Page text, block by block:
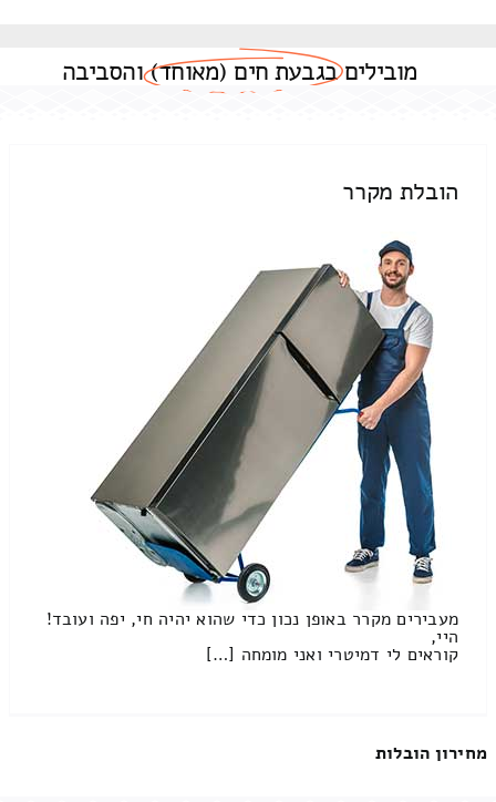
מוביליםבגבעת חים (מאוחד)והסביבה
הובלת מקרר
מעבירים מקרר באופן נכון כדי שהוא יהיה חי, יפה ועובד!
היי,
קוראים לי דמיטרי ואני מומחה […]
מחירון הובלות